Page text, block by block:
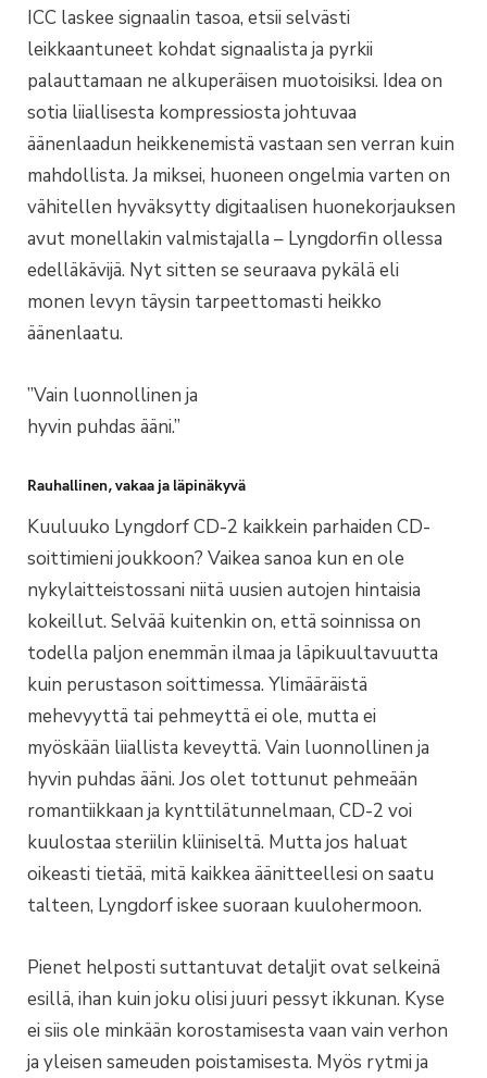
ICC laskee signaalin tasoa, etsii selvästi
leikkaantuneet kohdat signaalista ja pyrkii
palauttamaan ne alkuperäisen muotoisiksi. Idea on
sotia liiallisesta kompressiosta johtuvaa
äänenlaadun heikkenemistä vastaan sen verran kuin
mahdollista. Ja miksei, huoneen ongelmia varten on
vähitellen hyväksytty digitaalisen huonekorjauksen
avut monellakin valmistajalla – Lyngdorfin ollessa
edelläkävijä. Nyt sitten se seuraava pykälä eli
monen levyn täysin tarpeettomasti heikko
äänenlaatu.
”Vain luonnollinen ja
hyvin puhdas ääni.”
Rauhallinen, vakaa ja läpinäkyvä
Kuuluuko Lyngdorf CD-2 kaikkein parhaiden CD-
soittimieni joukkoon? Vaikea sanoa kun en ole
nykylaitteistossani niitä uusien autojen hintaisia
kokeillut. Selvää kuitenkin on, että soinnissa on
todella paljon enemmän ilmaa ja läpikuultavuutta
kuin perustason soittimessa. Ylimääräistä
mehevyyttä tai pehmeyttä ei ole, mutta ei
myöskään liiallista keveyttä. Vain luonnollinen ja
hyvin puhdas ääni. Jos olet tottunut pehmeään
romantiikkaan ja kynttilätunnelmaan, CD-2 voi
kuulostaa steriilin kliiniseltä. Mutta jos haluat
oikeasti tietää, mitä kaikkea äänitteellesi on saatu
talteen, Lyngdorf iskee suoraan kuulohermoon.
Pienet helposti suttantuvat detaljit ovat selkeinä
esillä, ihan kuin joku olisi juuri pessyt ikkunan. Kyse
ei siis ole minkään korostamisesta vaan vain verhon
ja yleisen sameuden poistamisesta. Myös rytmi ja